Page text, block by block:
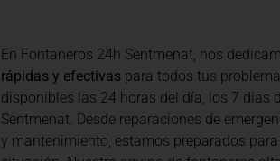
En Fontaneros 24h Sentmenat, nos
rápidas y efectivas para todos tus
disponibles las 24 horas del día, los 7 días
Sentmenat. Desde reparaciones de
y mantenimiento, estamos preparados